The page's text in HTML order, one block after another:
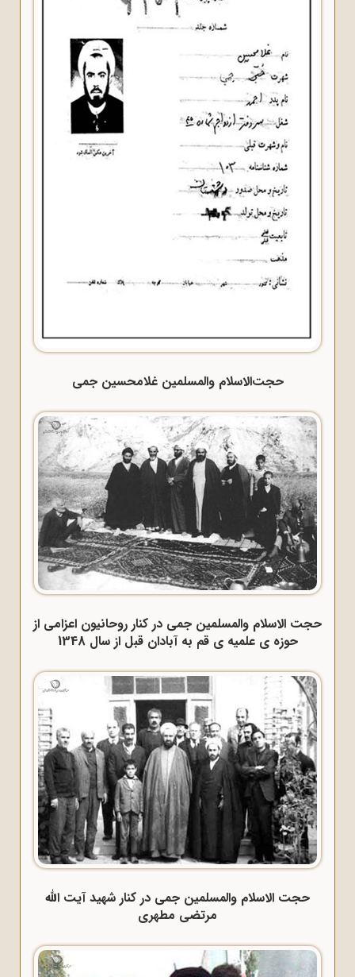
حجت‌الاسلام والمسلمین غلامحسین جمی
حجت الاسلام والمسلمین جمی در کنار روحانیون اعزامی از
حوزه ی علمیه ی قم به آبادان قبل از سال 1348
حجت الاسلام والمسلمین جمی در کنار شهید آیت الله
مرتضی مطهری